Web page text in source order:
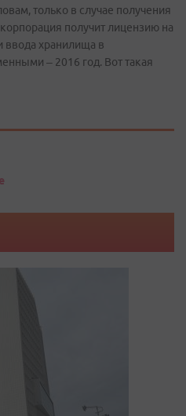
только в случае получения
получит лицензию на
ввода хранилища в
– 2016 год. Вот такая
e